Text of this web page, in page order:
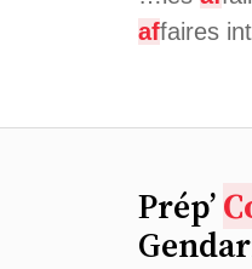
affaires
Prép’